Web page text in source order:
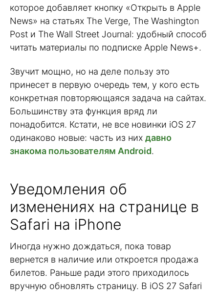
которое добавляет кнопку «Открыть в Apple
News» на статьях The Verge, The Washington
Post и The Wall Street Journal: удобный способ
читать материалы по подписке Apple News+.
Звучит мощно, но на деле пользу это
принесет в первую очередь тем, у кого есть
конкретная повторяющаяся задача на сайтах.
Большинству эта функция вряд ли
понадобится. Кстати, не все новинки iOS 27
одинаково новые: часть из них давно
знакома пользователям Android.
Уведомления об
изменениях на странице в
Safari на iPhone
Иногда нужно дождаться, пока товар
вернется в наличие или откроется продажа
билетов. Раньше ради этого приходилось
вручную обновлять страницу. В iOS 27 Safari